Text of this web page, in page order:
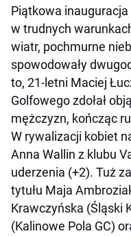
Piątkowa
w trudnych
wiatr, pochmurne
spowodowały
to, 21-letni Maciej
Golfowego zdołał
mężczyzn, kończąc
W rywalizacji kobiet
Anna Wallin z klubu
uderzenia (+2). Tuż
tytułu Maja
Krawczyńska (Śląski
(Kalinowe Pola GC)